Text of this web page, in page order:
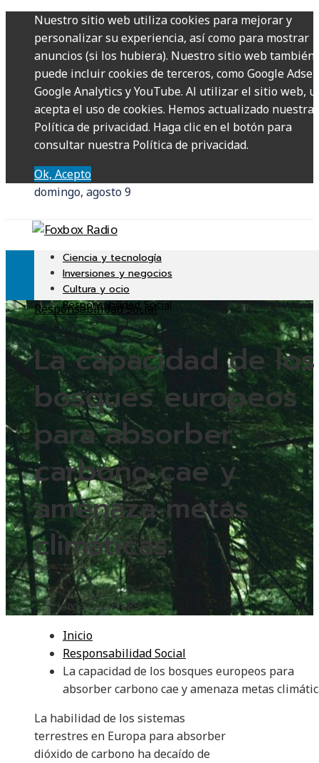
Nuestro sitio web utiliza cookies para mejorar y
personalizar su experiencia, así como para mostrar
anuncios (si los hubiera). Nuestro sitio web también
puede incluir cookies de terceros, como Google
Google Analytics y YouTube. Al utilizar el sitio web,
acepta el uso de cookies. Hemos actualizado nuestra
Política de privacidad. Haga clic en el botón para
consultar nuestra Política de privacidad.
Ok, Acepto
domingo, agosto 9
Ciencia y tecnología
Inversiones y negocios
Cultura y ocio
Responsabilidad Social
Responsabilidad Social
La capacidad de los
bosques europeos
para absorber
carbono cae y
amenaza metas
climáticas
Jorge Latorre85
Inicio
Responsabilidad Social
La capacidad de los bosques europeos para
absorber carbono cae y amenaza metas
La habilidad de los sistemas
terrestres en Europa para absorber
dióxido de carbono ha decaído de